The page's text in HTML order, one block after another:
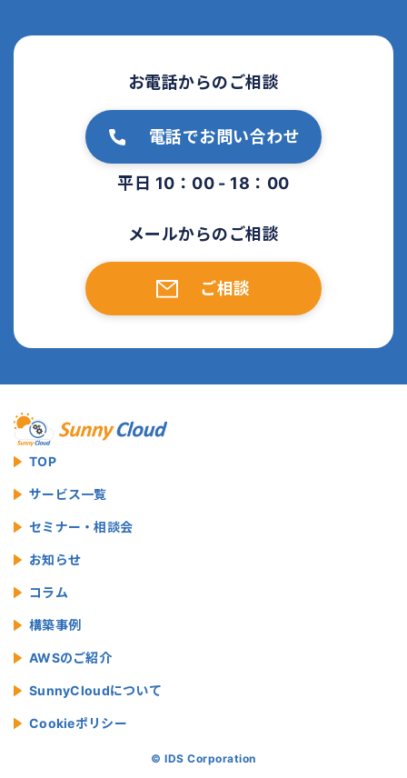
お電話からのご相談
電話でお問い合わせ
平日 10：00 - 18：00
メールからのご相談
ご相談
TOP
サービス一覧
セミナー・相談会
お知らせ
コラム
構築事例
AWSのご紹介
SunnyCloudについて
Cookieポリシー
© IDS Corporation